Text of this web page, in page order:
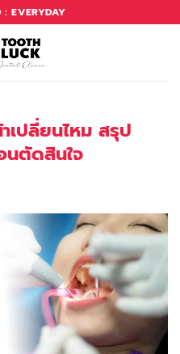
EVERYDAY
ปลี่ยนไหม สรุป
นตัดสินใจ